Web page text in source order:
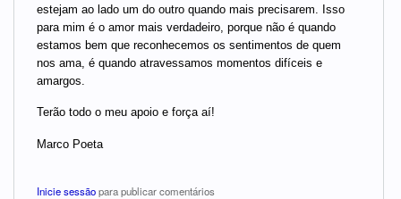
estejam ao lado um do outro quando mais precisarem. Isso
para mim é o amor mais verdadeiro, porque não é quando
estamos bem que reconhecemos os sentimentos de quem
nos ama, é quando atravessamos momentos difíceis e
amargos.
Terão todo o meu apoio e força aí!
Marco Poeta
Inicie sessãopara publicar comentários